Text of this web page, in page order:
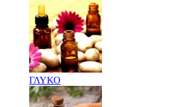
ΓΛΥΚΟ